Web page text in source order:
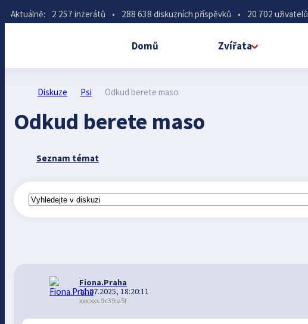
Aktuálně: 2 257 inzerátů • 288 638 diskuzních příspěvků • 20 702 uživatelů
Domů Zvířata
Diskuze Psi Odkud berete maso
Odkud berete maso
Seznam témat
Fiona.Praha
11.07.2025, 18:20:11
xxx:xxx.9c39:a5f